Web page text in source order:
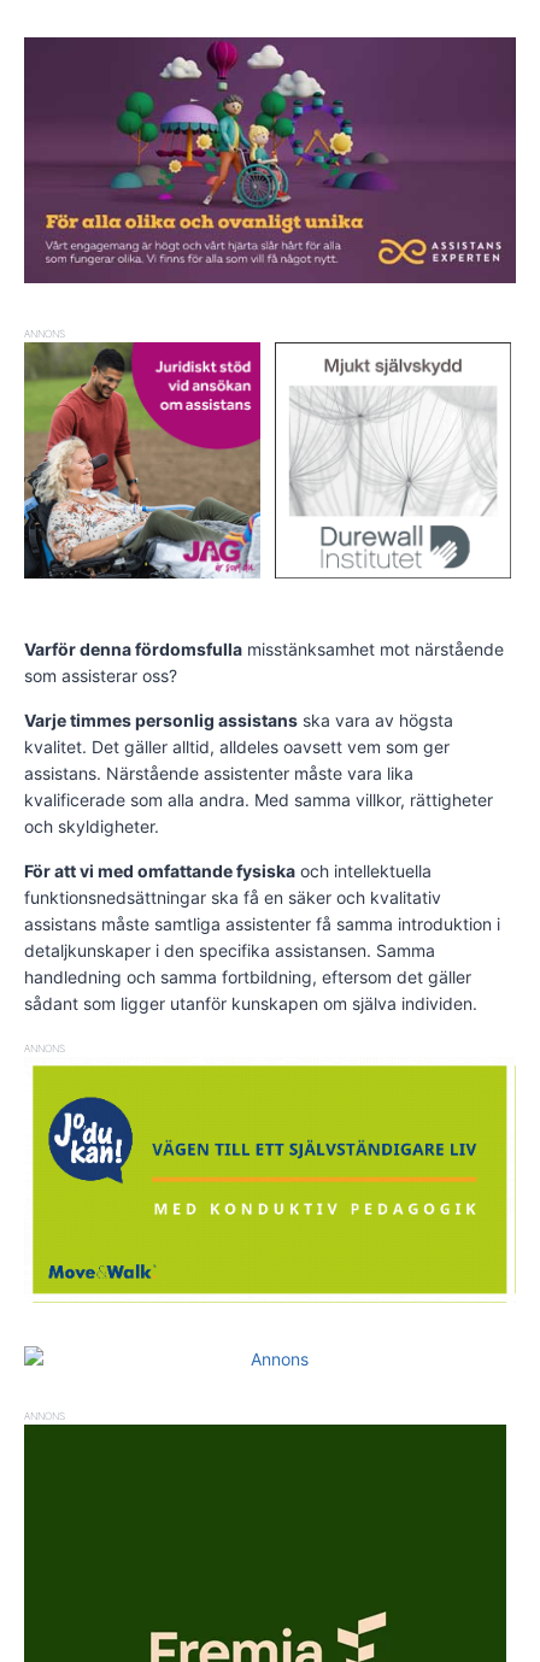
ANNONS
Varför denna fördomsfulla misstänksamhet mot närstående
som assisterar oss?
Varje timmes personlig assistans ska vara av högsta
kvalitet. Det gäller alltid, alldeles oavsett vem som ger
assistans. Närstående assistenter måste vara lika
kvalificerade som alla andra. Med samma villkor, rättigheter
och skyldigheter.
För att vi med omfattande fysiska och intellektuella
funktionsnedsättningar ska få en säker och kvalitativ
assistans måste samtliga assistenter få samma introduktion i
detaljkunskaper i den specifika assistansen. Samma
handledning och samma fortbildning, eftersom det gäller
sådant som ligger utanför kunskapen om själva individen.
ANNONS
ANNONS